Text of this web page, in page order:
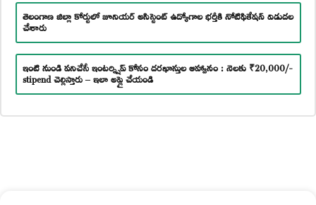
తెలంగాణ జిల్లా కోర్టులో జూనియర్ అసిస్టెంట్ ఉద్యోగాల భర్తీకి నోటిఫికేషన్ విడుదల
చేశారు
ఇంటి నుండి పనిచేసే ఇంటర్న్షిప్ కోసం దరఖాస్తుల ఆహ్వానం : నెలకు ₹20,000/-
stipend చెల్లిస్తారు – ఇలా అప్లై చేయండి